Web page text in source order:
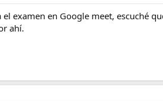
examen en Google meet, escuché
ahí.